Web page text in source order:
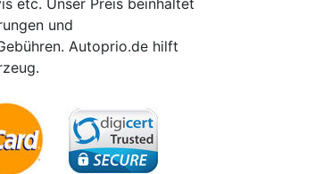
und
Autoprio.de hilft